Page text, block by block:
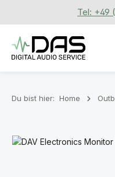
Zum Hauptinhalt springen
Tel: +49
Du bist hier: Home
Bildergalerie überspringen